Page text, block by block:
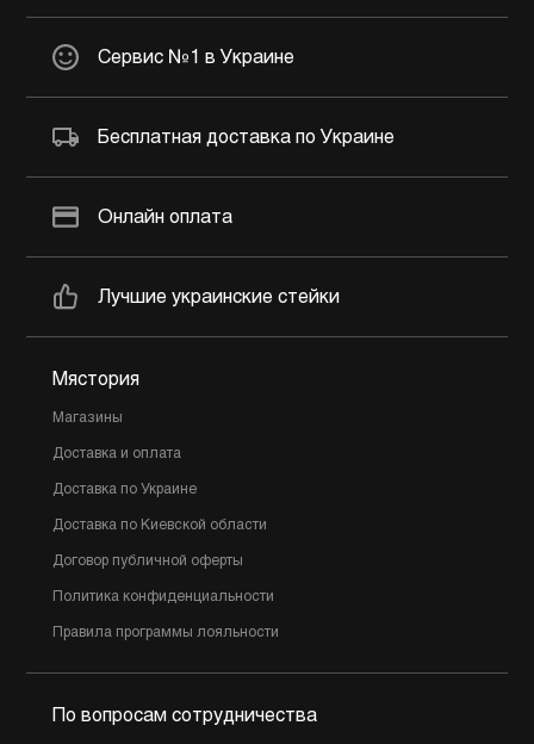
Сервис №1 в Украине
Бесплатная доставка по Украине
Онлайн оплата
Лучшие украинские стейки
Мястория
Магазины
Доставка и оплата
Доставка по Украине
Доставка по Киевской области
Договор публичной оферты
Политика конфиденциальности
Правила программы лояльности
По вопросам сотрудничества